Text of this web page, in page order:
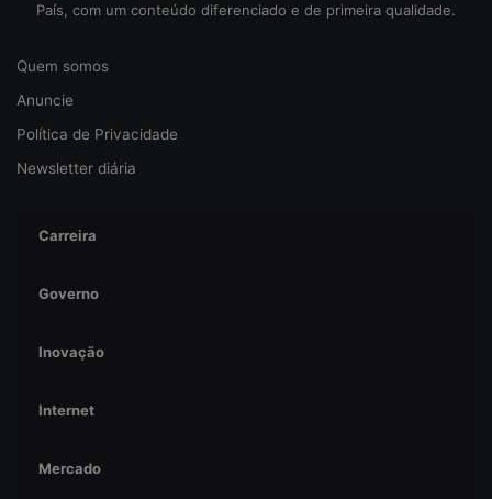
País, com um conteúdo diferenciado e de primeira qualidade.
Quem somos
Anuncie
Política de Privacidade
Newsletter diária
Carreira
Governo
Inovação
Internet
Mercado